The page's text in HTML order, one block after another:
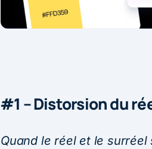
#1 – Distorsion du
Quand le réel et le